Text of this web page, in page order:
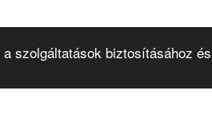
szolgáltatások biztosításához